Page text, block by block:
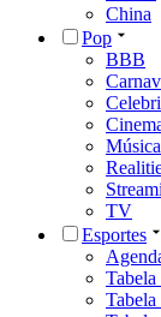
China
Pop
BBB
Música
TV
Esportes